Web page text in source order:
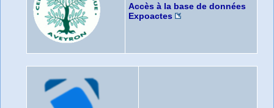
Accès à la base de données
Expoactes